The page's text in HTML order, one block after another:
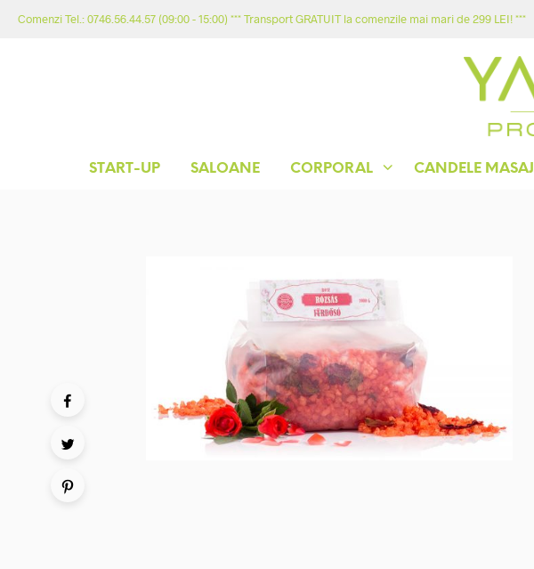
Comenzi Tel.: 0746.56.44.57 (09:00 - 15:00) *** Transport GRATUIT la comenzile mai mari de 299 LEI! ***
ACASA
START-UP SALOANE CORPORAL CANDELE MASAJ